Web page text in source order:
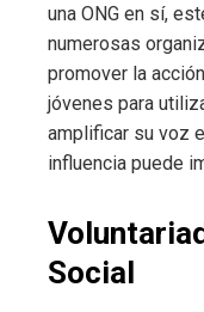
una ONG en sí,
numerosas
promover la
jóvenes para
amplificar su voz
influencia puede
Social